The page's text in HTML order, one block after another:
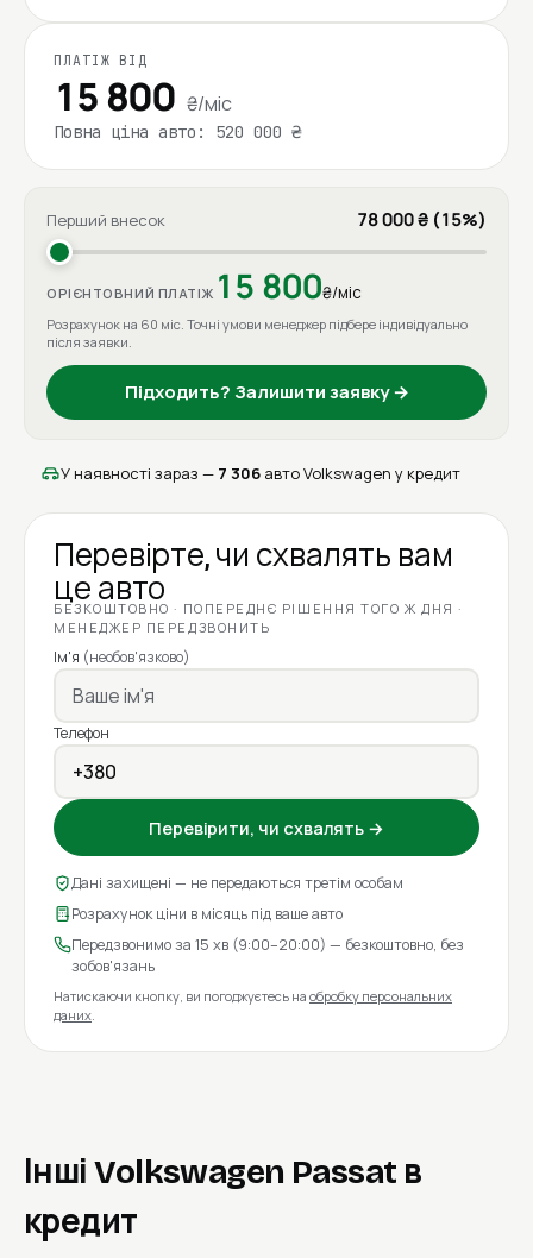
ПЛАТІЖ ВІД
15 800 ₴/міс
Повна ціна авто: 520 000 ₴
Перший внесок 78 000 ₴ (15%)
ОРІЄНТОВНИЙ ПЛАТІЖ 15 800₴/міс
Розрахунок на 60 міс. Точні умови менеджер підбере індивідуально
після заявки.
Підходить? Залишити заявку →
У наявності зараз — 7 306 авто Volkswagen у кредит
Перевірте, чи схвалять вам
це авто
БЕЗКОШТОВНО · ПОПЕРЕДНЄ РІШЕННЯ ТОГО Ж ДНЯ ·
МЕНЕДЖЕР ПЕРЕДЗВОНИТЬ
Ім'я (необов'язково)
Телефон
Перевірити, чи схвалять →
Дані захищені — не передаються третім особам
Розрахунок ціни в місяць під ваше авто
Передзвонимо за 15 хв (9:00–20:00) — безкоштовно, без
зобов'язань
Натискаючи кнопку, ви погоджуєтесь на обробку персональних
даних.
Інші Volkswagen Passat в
кредит